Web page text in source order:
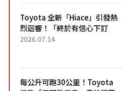
「三...
Toyota 全新「Hiace」引發熱
烈迴響！「終於有信心下訂
了！」「哪個等級交車最
車？...
2026.07.14
每公升可跑30公里！Toyota